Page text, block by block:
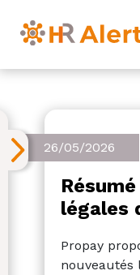
26/05/2026
légales
Propay
nouveautés